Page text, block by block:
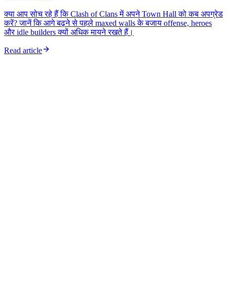
क्या आप सोच रहे हैं कि Clash of Clans में अपने Town Hall को कब अपग्रेड
करें? जानें कि आगे बढ़ने से पहले maxed walls के बजाय offense, heroes
और idle builders क्यों अधिक मायने रखते हैं।
Read article